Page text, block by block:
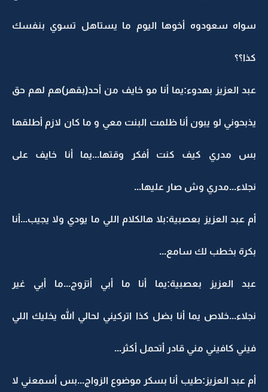
سواه سعودوه أخوها اليوم ما يستاهل تسوي بنفسك
كذا؟؟
عبد العزيز بهدوء:يما أنا مو خايف من أحد(بقهر)هم لهم حق
يذبحوني لو يبون أنا ظلمت البنت معي و ما كان لازم أطلقها
بس مدري كيف كنت أفكر وقتها...يما أنا خايف على
نجلاء...مدري وش صار عليها...
أم عبد العزيز بعصبية:بلا هالكلام اللي ما يودي ولا يجيب...أنا
بكرة بخطب لك سامع...
عبد العزيز بعصبية:يما أنا ما أبي أتزوج...ما أبي غير
نجلاء...خلاص يما أنا بضل كذا اتركيني لحالي الله يخليك اللي
فيني كافيني مني قادر أتحمل أكثر...
أم عبد العزيز:طيب أنا بسكر موضوع الزواج...بس أسمعني لا